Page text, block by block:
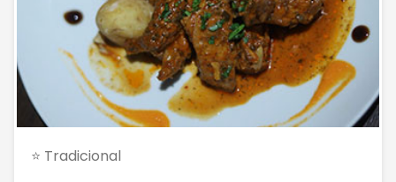
⭐ Tradicional